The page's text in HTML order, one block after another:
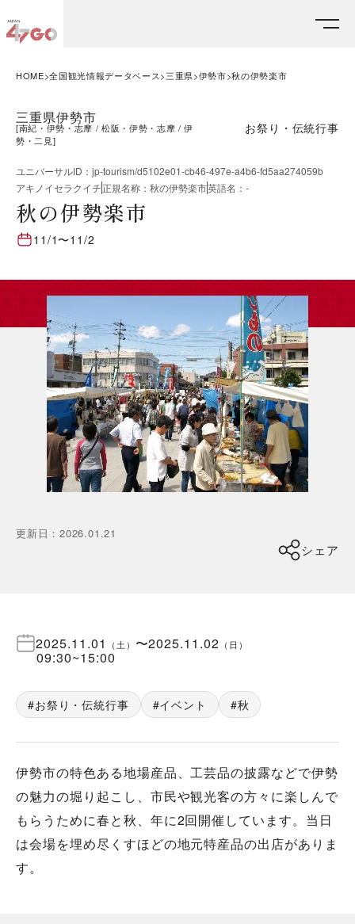
HOME 全国観光情報データベース 三重県 伊勢市 秋の伊勢楽市
三重県伊勢市
[南紀・伊勢・志摩 松阪・伊勢・志摩
伊
勢・二見]
お祭り・伝統行事
ユニバーサルID ： jp-tourism/d5102e01-cb46-497e-a4b6-fd5aa274059b
アキノイセラクイチ正規名称 ： 秋の伊勢楽市英語名 ： -
秋の伊勢楽市
11/1 〜11/2
更新日 ：2026.01.21
シェア
2025.11.01 （ 土 ） 〜2025.11.02 （ 日 ）
09:30~15:00
お祭り・伝統行事 イベント 秋
伊勢市の特色ある地場産品、工芸品の披露などで伊勢
の魅力の堀り起こし、市民や観光客の方々に楽しんで
もらうために春と秋、年に2回開催しています。当日
は会場を埋め尽くすほどの地元特産品の出店がありま
す。